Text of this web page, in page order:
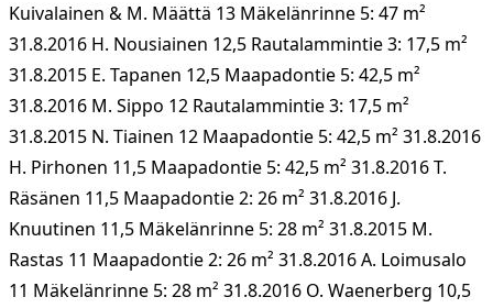
Kuivalainen & M. Määttä 13 Mäkelänrinne 5: 47 m²
31.8.2016 H. Nousiainen 12,5 Rautalammintie 3: 17,5 m²
31.8.2015 E. Tapanen 12,5 Maapadontie 5: 42,5 m²
31.8.2016 M. Sippo 12 Rautalammintie 3: 17,5 m²
31.8.2015 N. Tiainen 12 Maapadontie 5: 42,5 m² 31.8.2016
H. Pirhonen 11,5 Maapadontie 5: 42,5 m² 31.8.2016 T.
Räsänen 11,5 Maapadontie 2: 26 m² 31.8.2016 J.
Knuutinen 11,5 Mäkelänrinne 5: 28 m² 31.8.2015 M.
Rastas 11 Maapadontie 2: 26 m² 31.8.2016 A. Loimusalo
11 Mäkelänrinne 5: 28 m² 31.8.2016 O. Waenerberg 10,5